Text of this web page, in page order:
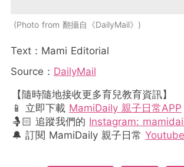
Photo from 翻攝自《DailyMail》
Text：Mami Editorial
Source： DailyMail
【隨時隨地接收更多育兒教育資訊】
📱 立即下載 MamiDaily 親子日常APP
🤱🏻 追蹤我們的 Instagram:
🔔 訂閱 MamiDaily 親子日常